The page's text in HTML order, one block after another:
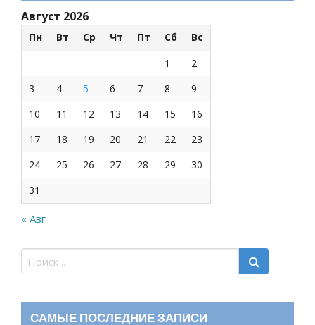
Август 2026
Пн Вт Ср Чт Пт Сб
Вс
1
2
3
4 5 6 7 8
9
10
11 12 13 14 15
16
17
18 19 20 21 22
23
24
25 26 27 28 29
30
31
« Авг
САМЫЕ ПОСЛЕДНИЕ ЗАПИСИ